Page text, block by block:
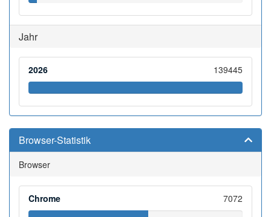
Jahr
2026 139445
Browser-Statistik
Browser
Chrome 7072